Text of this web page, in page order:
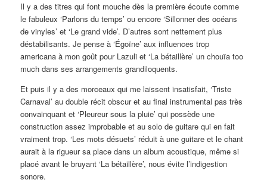
Il y a des titres qui font mouche dès la première écoute comme
le fabuleux ‘Parlons du temps’ ou encore ‘Sillonner des océans
de vinyles’ et ‘Le grand vide’. D’autres sont nettement plus
déstabilisants. Je pense à ‘Égoïne’ aux influences trop
americana à mon goût pour Lazuli et ‘La bétaillère’ un chouïa too
much dans ses arrangements grandiloquents.
Et puis il y a des morceaux qui me laissent insatisfait, ‘Triste
Carnaval’ au double récit obscur et au final instrumental pas très
convainquant et ‘Pleureur sous la pluie’ qui possède une
construction assez improbable et au solo de guitare qui en fait
vraiment trop. ‘Les mots désuets’ réduit à une guitare et le chant
aurait à la rigueur sa place dans un album acoustique, même si
placé avant le bruyant ‘La bétaillère’, nous évite l’indigestion
sonore.